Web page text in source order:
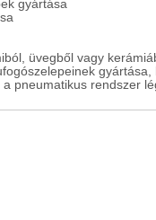
gyártása
üvegből vagy
pneumatikus rendszer